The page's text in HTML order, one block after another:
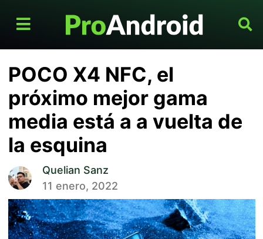
POCO X4 NFC, el
próximo mejor gama
media está a a vuelta de
la esquina
Quelian Sanz
11 enero, 2022